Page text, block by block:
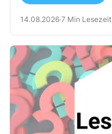
14.08.2026·7 Min Lesezeit